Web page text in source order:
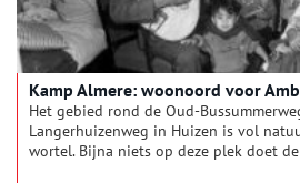
Kamp Almere: woonoord voor
Het gebied rond de Oud-
Langerhuizenweg in Huizen is vol
wortel. Bijna niets op deze plek doet